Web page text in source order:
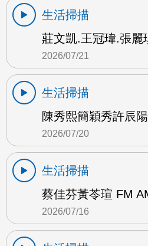
生活掃描
莊文凱.王冠瑋.張麗
2026/07/21
生活掃描
陳秀熙簡穎秀許辰
2026/07/20
生活掃描
蔡佳芬黃苓瑄 FM
2026/07/16